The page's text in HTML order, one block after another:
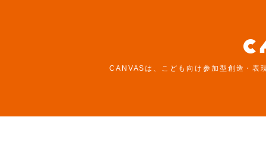
CANVASは、こども向け参加型創造・表